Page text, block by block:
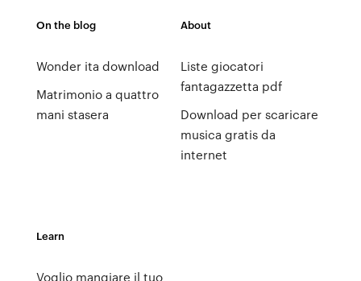
On the blog
Wonder ita download
Matrimonio a quattro
mani stasera
About
Liste giocatori
fantagazzetta pdf
Download per scaricare
musica gratis da
internet
Learn
Voglio mangiare il tuo